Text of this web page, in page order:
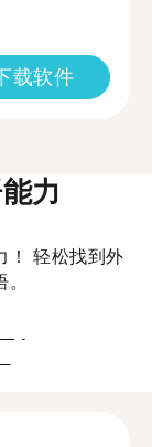
载软件
力
！ 轻松找到外